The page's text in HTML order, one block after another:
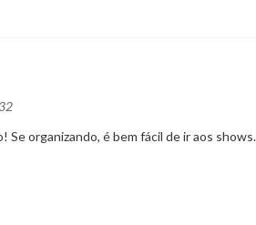
organizando, é bem fácil de ir aos